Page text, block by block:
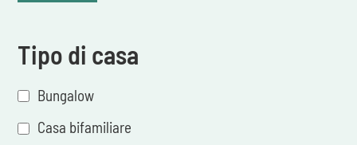
Tipo di casa
Bungalow
Casa bifamiliare